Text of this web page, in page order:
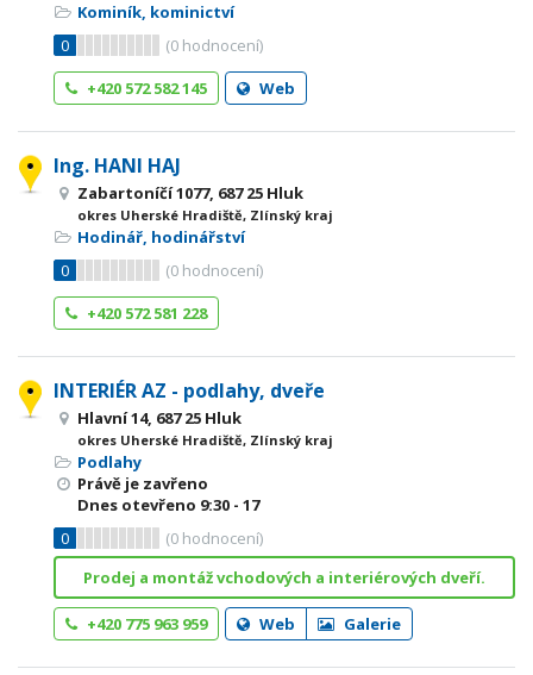
Kominík, kominictví
0
(0 hodnocení)
+420 572 582 145
Web
Ing. HANI HAJ
Zabartoníčí 1077, 687 25 Hluk
okres Uherské Hradiště, Zlínský kraj
Hodinář, hodinářství
0
(0 hodnocení)
+420 572 581 228
INTERIÉR AZ - podlahy, dveře
Hlavní 14, 687 25 Hluk
okres Uherské Hradiště, Zlínský kraj
Podlahy
Právě je zavřeno
Dnes otevřeno 9:30 - 17
0
(0 hodnocení)
Prodej a montáž vchodových a interiérových dveří.
+420 775 963 959 Web Galerie